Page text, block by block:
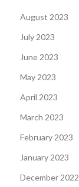
August 2023
July 2023
June 2023
May 2023
April 2023
March 2023
February 2023
January 2023
December 2022